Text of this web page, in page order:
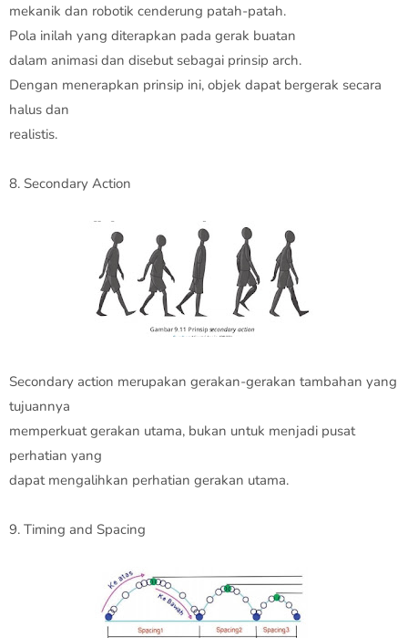
mekanik dan robotik cenderung patah-patah.
Pola inilah yang diterapkan pada gerak buatan
dalam animasi dan disebut sebagai prinsip arch.
Dengan menerapkan prinsip ini, objek dapat bergerak secara
halus dan
realistis.
8. Secondary Action
Secondary action merupakan gerakan-gerakan tambahan yang
tujuannya
memperkuat gerakan utama, bukan untuk menjadi pusat
perhatian yang
dapat mengalihkan perhatian gerakan utama.
9. Timing and Spacing